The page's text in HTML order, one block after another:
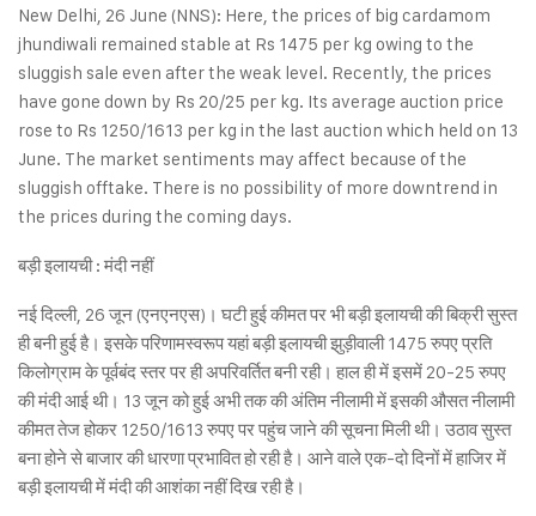
New Delhi, 26 June (NNS): Here, the prices of big cardamom
jhundiwali remained stable at Rs 1475 per kg owing to the
sluggish sale even after the weak level. Recently, the prices
have gone down by Rs 20/25 per kg. Its average auction price
rose to Rs 1250/1613 per kg in the last auction which held on 13
June. The market sentiments may affect because of the
sluggish offtake. There is no possibility of more downtrend in
the prices during the coming days.
बड़ी इलायची : मंदी नहीं
नई दिल्ली, 26 जून (एनएनएस)। घटी हुई कीमत पर भी बड़ी इलायची की बिक्री सुस्त
ही बनी हुई है। इसके परिणामस्वरूप यहां बड़ी इलायची झुड़ीवाली 1475 रुपए प्रति
किलोग्राम के पूर्वबंद स्तर पर ही अपरिवर्तित बनी रही। हाल ही में इसमें 20-25 रुपए
की मंदी आई थी। 13 जून को हुई अभी तक की अंतिम नीलामी में इसकी औसत नीलामी
कीमत तेज होकर 1250/1613 रुपए पर पहुंच जाने की सूचना मिली थी। उठाव सुस्त
बना होने से बाजार की धारणा प्रभावित हो रही है। आने वाले एक-दो दिनों में हाजिर में
बड़ी इलायची में मंदी की आशंका नहीं दिख रही है।